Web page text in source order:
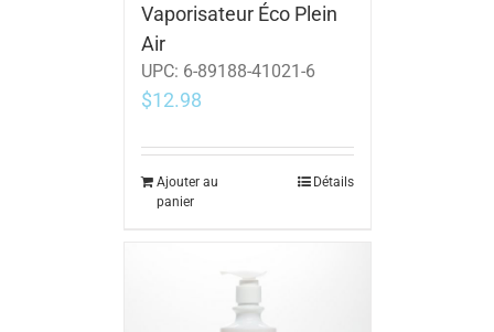
Vaporisateur Éco Plein
Air
UPC: 6-89188-41021-6
$12.98
Ajouter au
panier
Détails